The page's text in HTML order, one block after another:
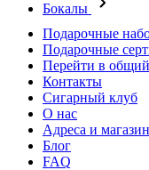
Бокалы
Подарочные
Подарочные
Перейти в общий
Контакты
Сигарный клуб
О нас
Адреса и
Блог
FAQ